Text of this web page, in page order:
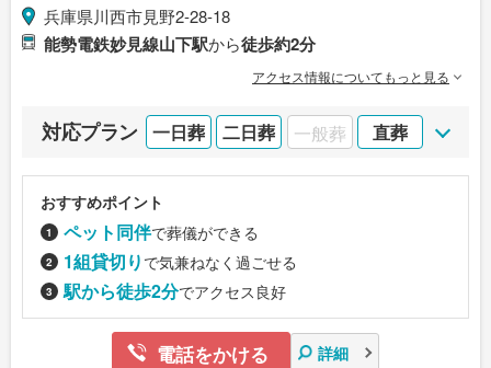
兵庫県川西市見野2-28-18
能勢電鉄妙見線山下駅から徒歩約2分
アクセス情報についてもっと見る
対応プラン 一日葬 二日葬 一般葬 直葬
おすすめポイント
ペット同伴で葬儀ができる
1組貸切り で気兼ねなく過ごせる
駅から徒歩2分でアクセス良好
電話をかける 詳細